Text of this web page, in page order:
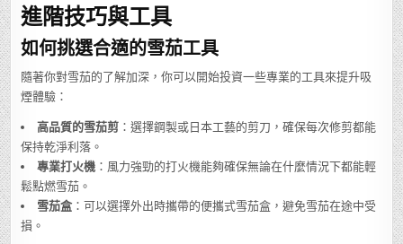
進階技巧與工具
如何挑選合適的雪茄工具
隨著你對雪茄的了解加深，你可以開始投資一些專業的工具來提升吸
煙體驗：
高品質的雪茄剪 ：選擇鋼製或日本工藝的剪刀，確保每次修剪都能
保持乾淨利落。
專業打火機 ：風力強勁的打火機能夠確保無論在什麼情況下都能輕
鬆點燃雪茄。
雪茄盒 ：可以選擇外出時攜帶的便攜式雪茄盒，避免雪茄在途中受
損。